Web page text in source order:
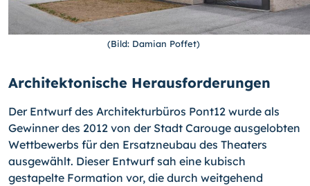
(Bild: Damian Poffet)
Architektonische Herausforderungen
Der Entwurf des Architekturbüros Pont12 wurde als
Gewinner des 2012 von der Stadt Carouge ausgelobten
Wettbewerbs für den Ersatzneubau des Theaters
ausgewählt. Dieser Entwurf sah eine kubisch
gestapelte Formation vor, die durch weitgehend